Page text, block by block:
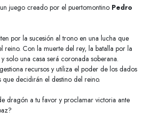
un juego creado por el puertomontino Pedro
por la sucesión al trono en una lucha que
reino. Con la muerte del rey, la batalla por la
solo una casa será coronada soberana.
recursos y utiliza el poder de los dados
que decidirán el destino del reino.
dragón a tu favor y proclamar victoria ante